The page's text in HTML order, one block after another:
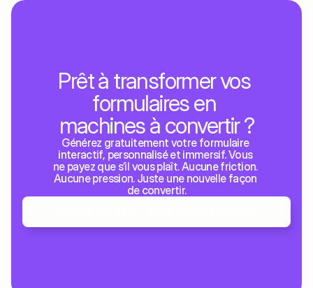
Prêt à transformer vos
formulaires en
machines à convertir ?
Générez gratuitement votre formulaire
interactif, personnalisé et immersif. Vous
ne payez que s’il vous plaît. Aucune friction.
Aucune pression. Juste une nouvelle façon
de convertir.